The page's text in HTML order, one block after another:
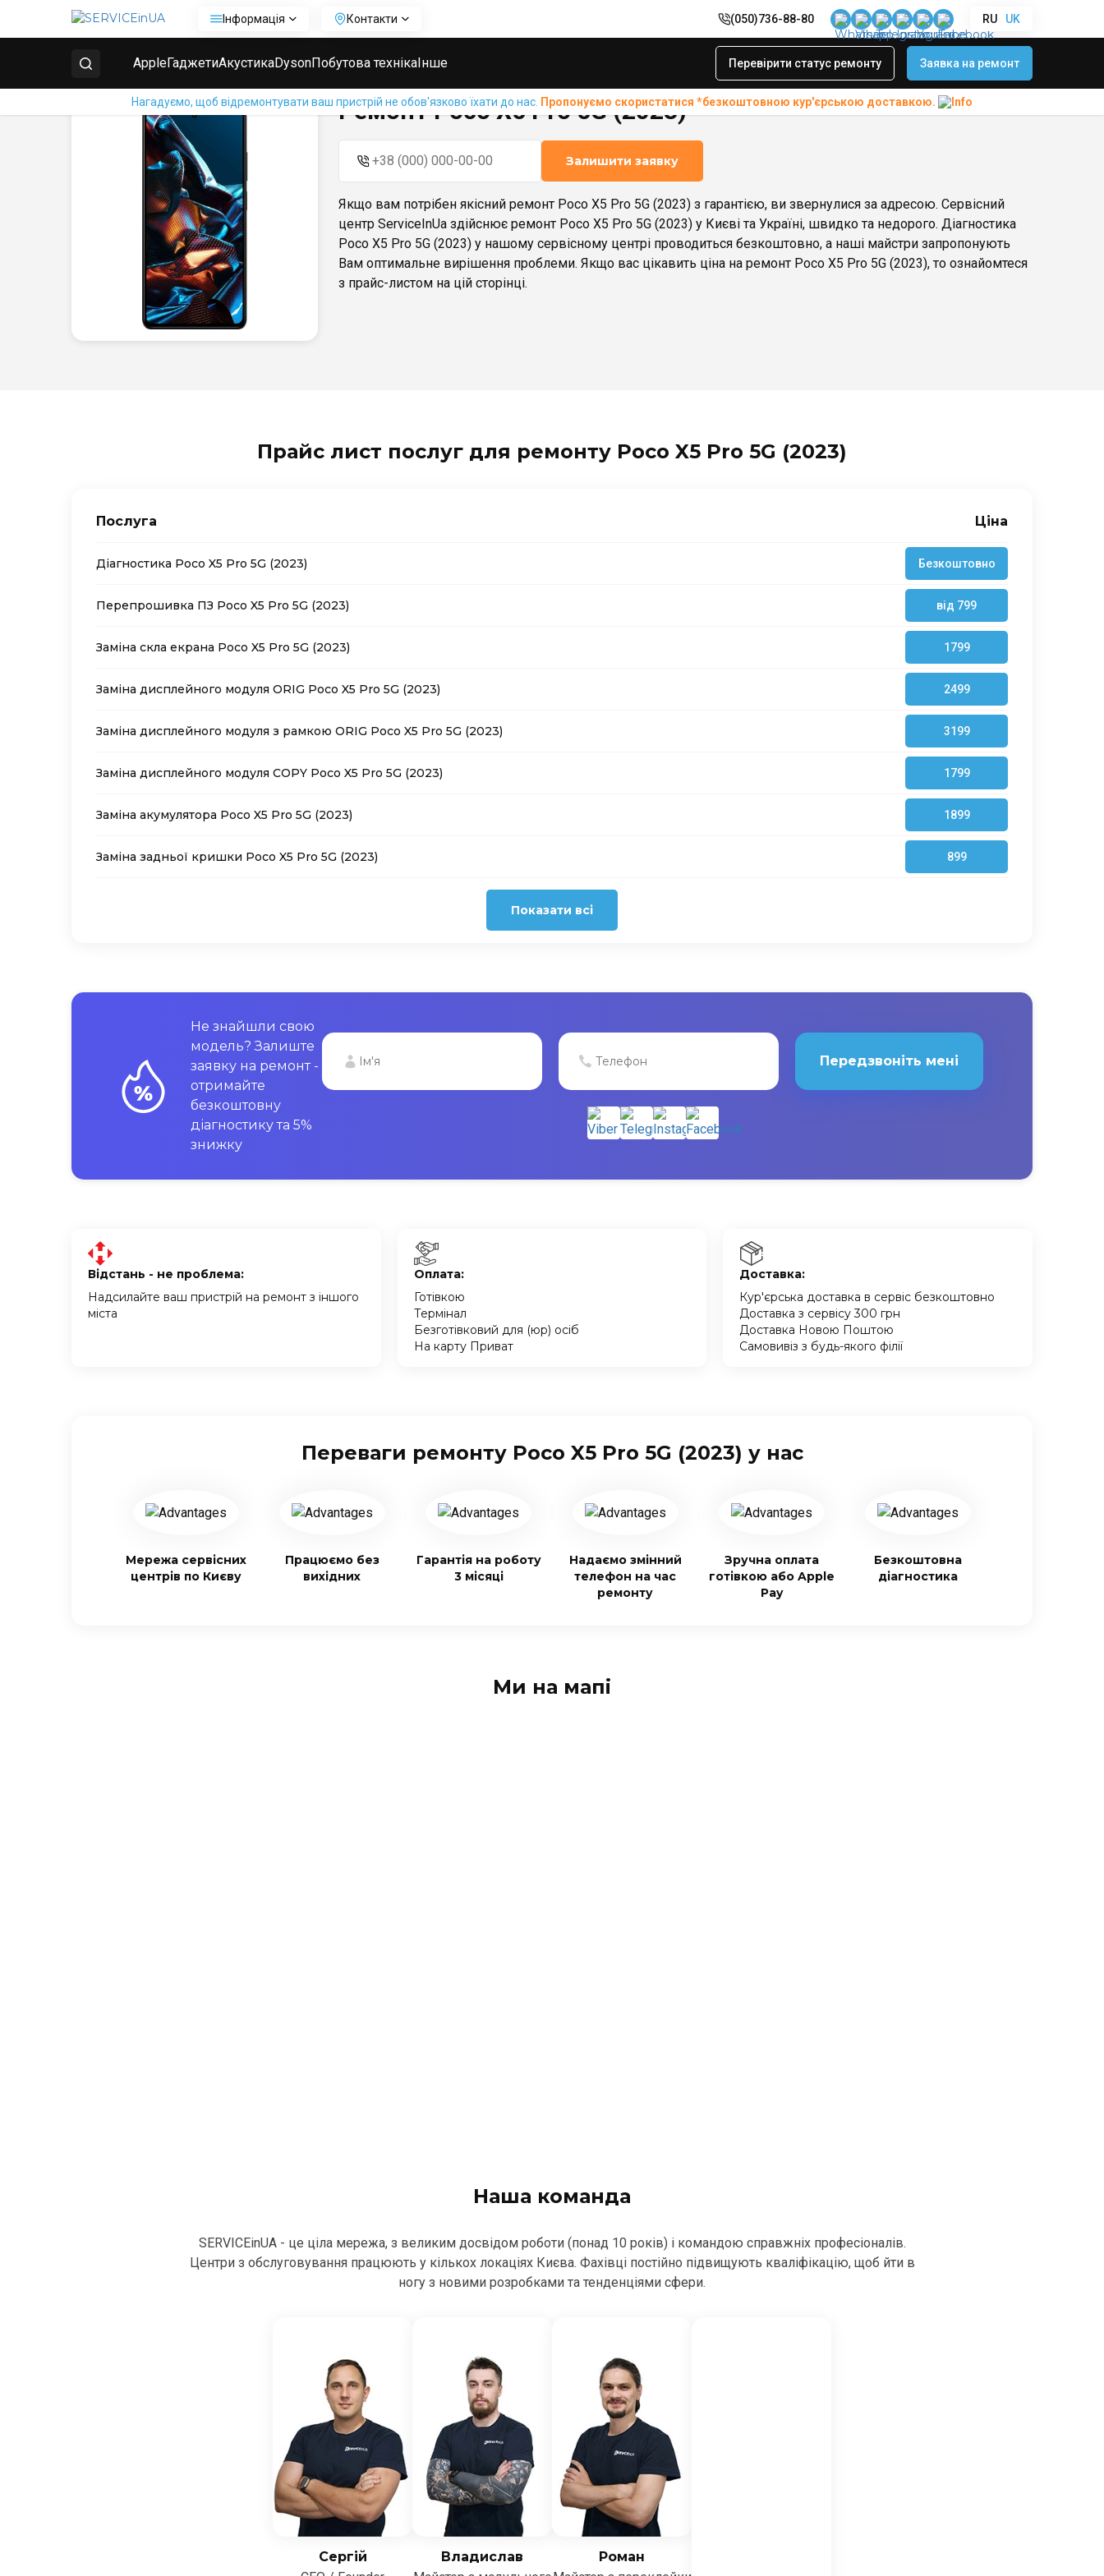
Інформація Контакти (050)736-88-80 RU UK
AppleГаджетиАкустикаDysonПобутова технікаІнше Перевірити статус ремонту Заявка на ремонт
Нагадуємо, щоб відремонтувати ваш пристрій не обов'язково їхати до нас. Пропонуємо скористатися *безкоштовною кур'єрською доставкою.
Головна Ремонт телефонів Xiaomi Ремонт Poco X5 Pro 5G (2023)
Ремонт Poco X5 Pro 5G (2023)
Залишити заявку
Якщо вам потрібен якісний ремонт Poco X5 Pro 5G (2023) з гарантією, ви звернулися за адресою. Сервісний
центр ServiceInUa здійснює ремонт Poco X5 Pro 5G (2023) у Києві та Україні, швидко та недорого. Діагностика
Poco X5 Pro 5G (2023) у нашому сервісному центрі проводиться безкоштовно, а наші майстри запропонують
Вам оптимальне вирішення проблеми. Якщо вас цікавить ціна на ремонт Poco X5 Pro 5G (2023), то ознайомтеся
з прайс-листом на цій сторінці.
Прайс лист послуг для ремонту Poco X5 Pro 5G (2023)
Послуга Ціна
Діагностика Poco X5 Pro 5G (2023) Безкоштовно
Перепрошивка ПЗ Poco X5 Pro 5G (2023) від 799
Заміна скла екрана Poco X5 Pro 5G (2023) 1799
Заміна дисплейного модуля ORIG Poco X5 Pro 5G (2023) 2499
Заміна дисплейного модуля з рамкою ORIG Poco X5 Pro 5G (2023) 3199
Заміна дисплейного модуля COPY Poco X5 Pro 5G (2023) 1799
Заміна акумулятора Poco X5 Pro 5G (2023) 1899
Заміна задньої кришки Poco X5 Pro 5G (2023) 899
Показати всі
Не знайшли свою
модель? Залиште
заявку на ремонт -
отримайте
безкоштовну
діагностику та 5%
знижку
Передзвоніть мені
Відстань - не проблема:
Надсилайте ваш пристрій на ремонт з іншого
міста
Оплата:
Готівкою
Термінал
Безготівковий для (юр) осіб
На карту Приват
Доставка:
Кур'єрська доставка в сервіс безкоштовно
Доставка з сервісу 300 грн
Доставка Новою Поштою
Самовивіз з будь-якого філії
Переваги ремонту Poco X5 Pro 5G (2023) у нас
Мережа сервісних
центрів по Києву
Працюємо без
вихідних
Гарантія на роботу
3 місяці
Надаємо змінний
телефон на час
ремонту
Зручна оплата
готівкою або Apple
Pay
Безкоштовна
діагностика
Ми на мапі
Наша команда
SERVICEinUA - це ціла мережа, з великим досвідом роботи (понад 10 років) і командою справжніх професіоналів.
Центри з обслуговування працюють у кількох локаціях Києва. Фахівці постійно підвищують кваліфікацію, щоб йти в
ногу з новими розробками та тенденціями сфери.
Сергій
Владислав
Роман